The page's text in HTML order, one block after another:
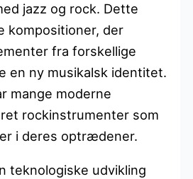
jazz og rock. Dette
kompositioner, der
fra forskellige
en ny musikalsk identitet.
mange moderne
rockinstrumenter som
i deres optrædener.
teknologiske udvikling